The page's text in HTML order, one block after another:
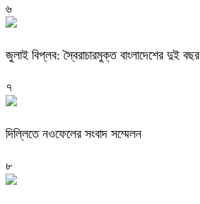
৬
জুলাই বিপ্লব: স্বৈরাচারমুক্ত বাংলাদেশের দুই বছর
৭
দিল্লিতে নওফেলের সংবাদ সম্মেলন
৮